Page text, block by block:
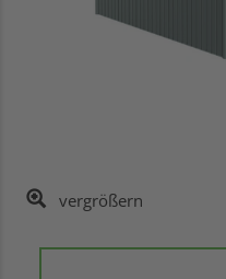
vergrößern